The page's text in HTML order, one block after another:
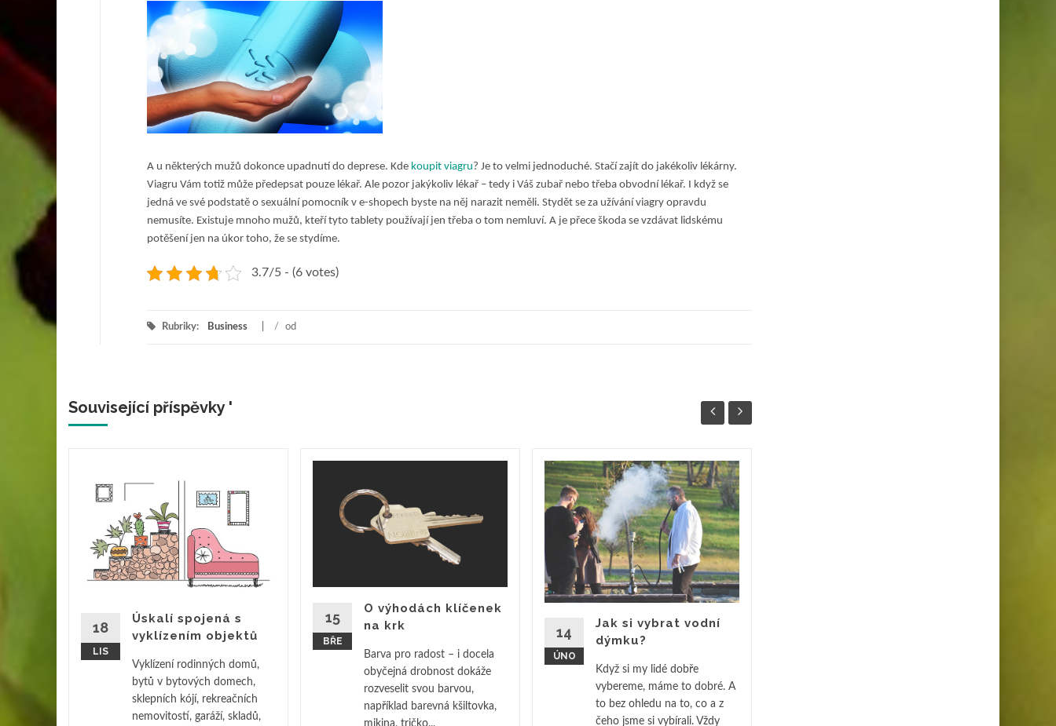
A u některých mužů dokonce upadnutí do deprese. Kde koupit viagru? Je to velmi jednoduché. Stačí zajít do jakékoliv lékárny.
Viagru Vám totiž může předepsat pouze lékař. Ale pozor jakýkoliv lékař – tedy i Váš zubař nebo třeba obvodní lékař. I když se
jedná ve své podstatě o sexuální pomocník v e-shopech byste na něj narazit neměli. Stydět se za užívání viagry opravdu
nemusíte. Existuje mnoho mužů, kteří tyto tablety používají jen třeba o tom nemluví. A je přece škoda se vzdávat lidskému
potěšení jen na úkor toho, že se stydíme.
3.7/5 - (6 votes)
Rubriky: Business / od
Související příspěvky '
18
LIS
Úskalí spojená s
vyklízením objektů
Vyklízení rodinných domů,
bytů v bytových domech,
sklepních kójí, rekreačních
nemovitostí, garáží, skladů,
15
BŘE
O výhodách klíčenek
na krk
Barva pro radost – i docela
obyčejná drobnost dokáže
rozveselit svou barvou,
například barevná kšiltovka,
mikina, tričko...
14
ÚNO
Jak si vybrat vodní
dýmku?
Když si my lidé dobře
vybereme, máme to dobré. A
to bez ohledu na to, co a z
čeho jsme si vybírali. Vždy